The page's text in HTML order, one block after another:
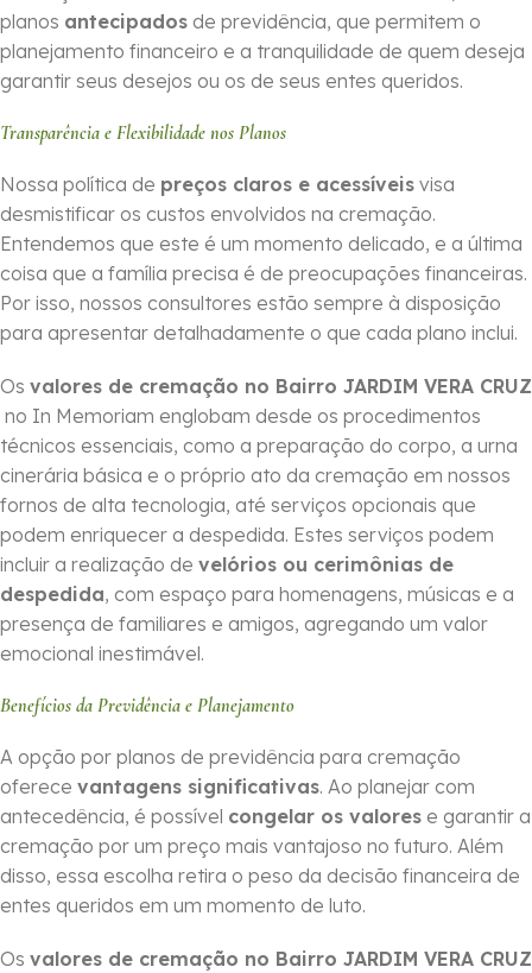
planos antecipados de previdência, que permitem o
planejamento financeiro e a tranquilidade de quem deseja
garantir seus desejos ou os de seus entes queridos.
Transparência e Flexibilidade nos Planos
Nossa política de preços claros e acessíveis visa
desmistificar os custos envolvidos na cremação.
Entendemos que este é um momento delicado, e a última
coisa que a família precisa é de preocupações financeiras.
Por isso, nossos consultores estão sempre à disposição
para apresentar detalhadamente o que cada plano inclui.
Os valores de cremação no Bairro JARDIM VERA CRUZ
no In Memoriam englobam desde os procedimentos
técnicos essenciais, como a preparação do corpo, a urna
cinerária básica e o próprio ato da cremação em nossos
fornos de alta tecnologia, até serviços opcionais que
podem enriquecer a despedida. Estes serviços podem
incluir a realização de velórios ou cerimônias de
despedida, com espaço para homenagens, músicas e a
presença de familiares e amigos, agregando um valor
emocional inestimável.
Benefícios da Previdência e Planejamento
A opção por planos de previdência para cremação
oferece vantagens significativas. Ao planejar com
antecedência, é possível congelar os valores e garantir a
cremação por um preço mais vantajoso no futuro. Além
disso, essa escolha retira o peso da decisão financeira de
entes queridos em um momento de luto.
Os valores de cremação no Bairro JARDIM VERA CRUZ